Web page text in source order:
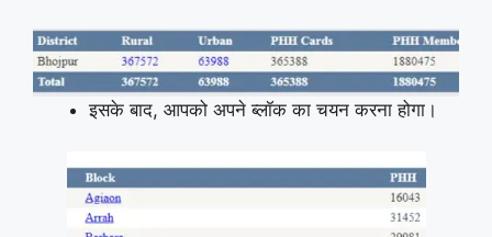
इसके बाद, आपको अपने ब्लॉक का चयन करना होगा।